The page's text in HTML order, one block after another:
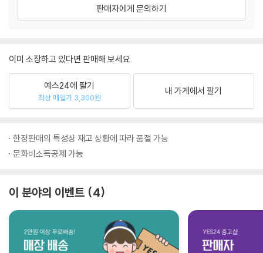
판매자에게 문의하기
이미 소장하고 있다면 판매해 보세요.
예스24에 팔기
최상 매입가 3,300원
내 가게에서 팔기
한정판매의 특성상 재고 상황에 따라 품절 가능
문화비소득공제 가능
이 분야의 이벤트 4